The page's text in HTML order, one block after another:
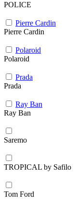
POLICE
Pierre Cardin
Pierre Cardin
Polaroid
Polaroid
Prada
Prada
Ray Ban
Ray Ban
Saremo
TROPICAL by Safilo
Tom Ford